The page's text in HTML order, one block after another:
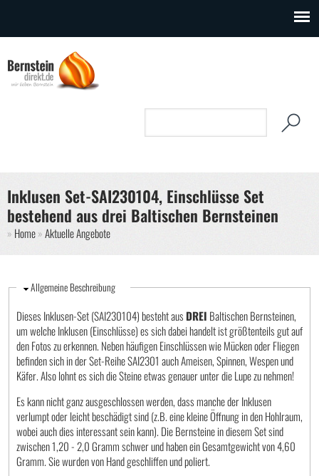
Inklusen Set-SAI230104, Einschlüsse Set
bestehend aus drei Baltischen Bernsteinen
Sie sind hier
Home Aktuelle Angebote
Ausblenden
Allgemeine Beschreibung
Dieses Inklusen-Set (SAI230104) besteht aus DREI Baltischen Bernsteinen,
um welche Inklusen (Einschlüsse) es sich dabei handelt ist größtenteils gut auf
den Fotos zu erkennen. Neben häufigen Einschlüssen wie Mücken oder Fliegen
befinden sich in der Set-Reihe SAI2301 auch Ameisen, Spinnen, Wespen und
Käfer. Also lohnt es sich die Steine etwas genauer unter die Lupe zu nehmen!
Es kann nicht ganz ausgeschlossen werden, dass manche der Inklusen
verlumpt oder leicht beschädigt sind (z.B. eine kleine Öffnung in den Hohlraum,
wobei auch dies interessant sein kann). Die Bernsteine in diesem Set sind
zwischen 1,20 - 2,0 Gramm schwer und haben ein Gesamtgewicht von 4,60
Gramm. Sie wurden von Hand geschliffen und poliert.